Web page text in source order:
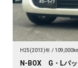
H25(2013)年
N-BOX G・Lパ